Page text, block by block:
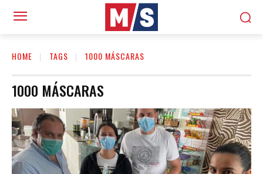
HOME TAGS 1000 MÁSCARAS
1000 MÁSCARAS